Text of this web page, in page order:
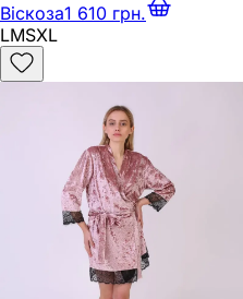
Віскоза1 610 грн.
LMSXL